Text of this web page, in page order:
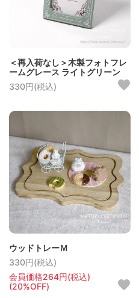
＜再入荷なし＞木製フォトフレ
ームグレース ライトグリーン
330円(税込)
ウッドトレーＭ
330円(税込)
会員価格264円(税込)
(20%OFF)